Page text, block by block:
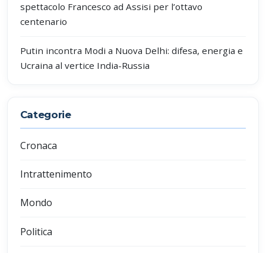
spettacolo Francesco ad Assisi per l’ottavo
centenario
Putin incontra Modi a Nuova Delhi: difesa, energia e
Ucraina al vertice India-Russia
Categorie
Cronaca
Intrattenimento
Mondo
Politica